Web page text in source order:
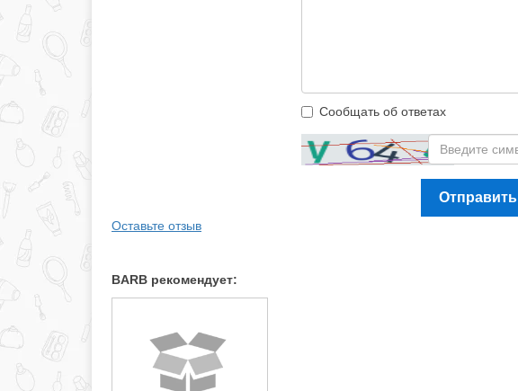
Сообщать об ответах
Отправить
Оставьте отзыв
BARB рекомендует: